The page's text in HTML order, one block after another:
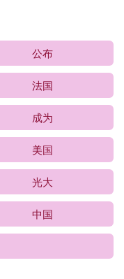
公布
法国
成为
美国
光大
中国